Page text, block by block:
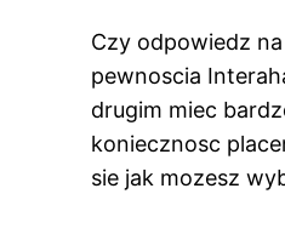
Czy odpowiedz
pewnoscia
drugim miec
koniecznosc
sie jak mozesz